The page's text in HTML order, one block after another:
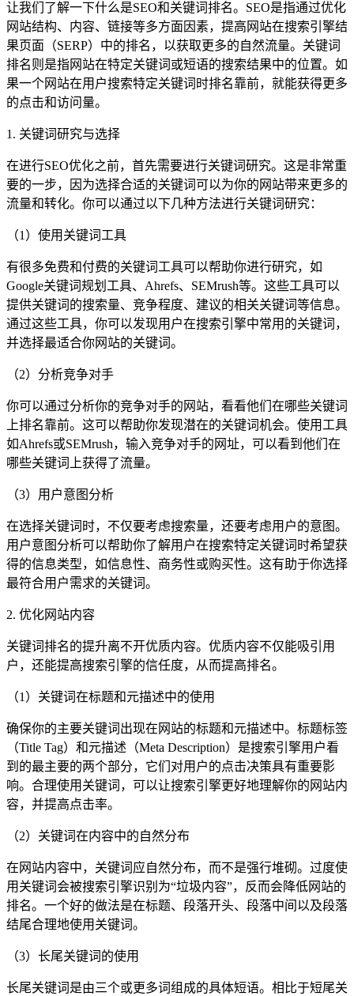
让我们了解一下什么是SEO和关键词排名。SEO是指通过优化
网站结构、内容、链接等多方面因素，提高网站在搜索引擎结
果页面（SERP）中的排名，以获取更多的自然流量。关键词
排名则是指网站在特定关键词或短语的搜索结果中的位置。如
果一个网站在用户搜索特定关键词时排名靠前，就能获得更多
的点击和访问量。
1. 关键词研究与选择
在进行SEO优化之前，首先需要进行关键词研究。这是非常重
要的一步，因为选择合适的关键词可以为你的网站带来更多的
流量和转化。你可以通过以下几种方法进行关键词研究：
（1）使用关键词工具
有很多免费和付费的关键词工具可以帮助你进行研究，如
Google关键词规划工具、Ahrefs、SEMrush等。这些工具可以
提供关键词的搜索量、竞争程度、建议的相关关键词等信息。
通过这些工具，你可以发现用户在搜索引擎中常用的关键词，
并选择最适合你网站的关键词。
（2）分析竞争对手
你可以通过分析你的竞争对手的网站，看看他们在哪些关键词
上排名靠前。这可以帮助你发现潜在的关键词机会。使用工具
如Ahrefs或SEMrush，输入竞争对手的网址，可以看到他们在
哪些关键词上获得了流量。
（3）用户意图分析
在选择关键词时，不仅要考虑搜索量，还要考虑用户的意图。
用户意图分析可以帮助你了解用户在搜索特定关键词时希望获
得的信息类型，如信息性、商务性或购买性。这有助于你选择
最符合用户需求的关键词。
2. 优化网站内容
关键词排名的提升离不开优质内容。优质内容不仅能吸引用
户，还能提高搜索引擎的信任度，从而提高排名。
（1）关键词在标题和元描述中的使用
确保你的主要关键词出现在网站的标题和元描述中。标题标签
（Title Tag）和元描述（Meta Description）是搜索引擎用户看
到的最主要的两个部分，它们对用户的点击决策具有重要影
响。合理使用关键词，可以让搜索引擎更好地理解你的网站内
容，并提高点击率。
（2）关键词在内容中的自然分布
在网站内容中，关键词应自然分布，而不是强行堆砌。过度使
用关键词会被搜索引擎识别为“垃圾内容”，反而会降低网站的
排名。一个好的做法是在标题、段落开头、段落中间以及段落
结尾合理地使用关键词。
（3）长尾关键词的使用
长尾关键词是由三个或更多词组成的具体短语。相比于短尾关